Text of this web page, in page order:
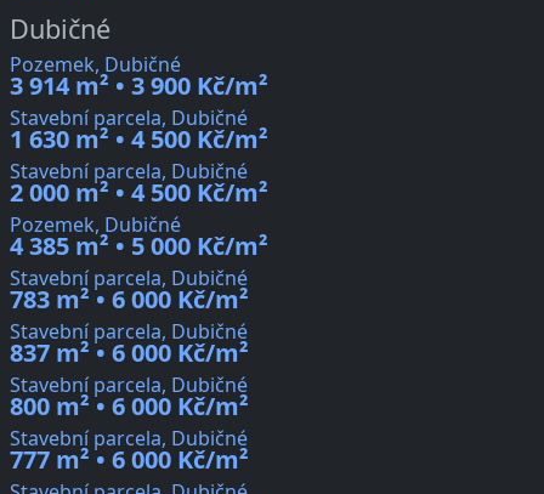
Dubičné
Pozemek, Dubičné
3 914 m² • 3 900 Kč/m²
Stavební parcela, Dubičné
1 630 m² • 4 500 Kč/m²
Stavební parcela, Dubičné
2 000 m² • 4 500 Kč/m²
Pozemek, Dubičné
4 385 m² • 5 000 Kč/m²
Stavební parcela, Dubičné
783 m² • 6 000 Kč/m²
Stavební parcela, Dubičné
837 m² • 6 000 Kč/m²
Stavební parcela, Dubičné
800 m² • 6 000 Kč/m²
Stavební parcela, Dubičné
777 m² • 6 000 Kč/m²